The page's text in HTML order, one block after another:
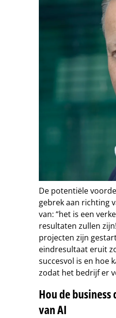
De potentiële
gebrek aan richting
van: “het is een
resultaten zullen
projecten zijn
eindresultaat eruit
succesvol is en hoe
zodat het bedrijf er
Hou de
van AI